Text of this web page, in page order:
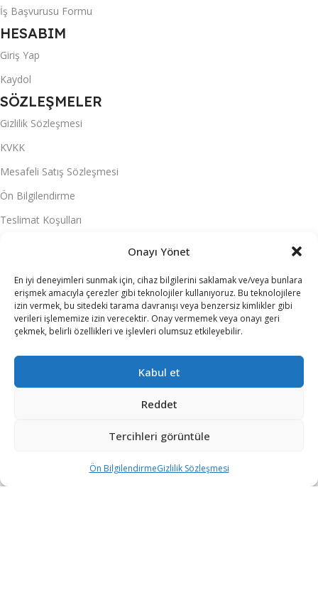
Onayı Yönet
En iyi deneyimleri sunmak için, cihaz bilgilerini saklamak ve/veya bunlara
erişmek amacıyla çerezler gibi teknolojiler kullanıyoruz. Bu teknolojilere
izin vermek, bu sitedeki tarama davranışı veya benzersiz kimlikler gibi
verileri işlememize izin verecektir. Onay vermemek veya onayı geri
çekmek, belirli özellikleri ve işlevleri olumsuz etkileyebilir.
Kabul et
Reddet
Tercihleri görüntüle
Ön BilgilendirmeGizlilik Sözleşmesi
İş Başvurusu Formu
HESABIM
Giriş Yap
Kaydol
SÖZLEŞMELER
Gizlilik Sözleşmesi
KVKK
Mesafeli Satış Sözleşmesi
Ön Bilgilendirme
Teslimat Koşulları
MARKALAR
ACER
ALTUS
ARZUM
BRAUN
SCHAFER